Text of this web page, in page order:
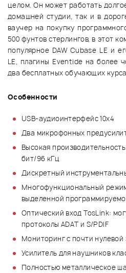
целом. Он может работать
домашней студии, так и в
ваучер на покупку
500 фунтов стерлингов, в этот
популярное DAW Cubase LE и
LE, плагины Eventide на более
два бесплатных обучающих
Особенности
USB-аудиоинтерфейс 10х4
Два микрофонных
Высокая
бит/96 кГц
Дискретный
Многофункциональный
выделенной
Оптический вход TosLink:
протоколы ADAT и S/PDIF
Мониторинг с почти нулевой
Усилитель для наушников
Полностью металлическое